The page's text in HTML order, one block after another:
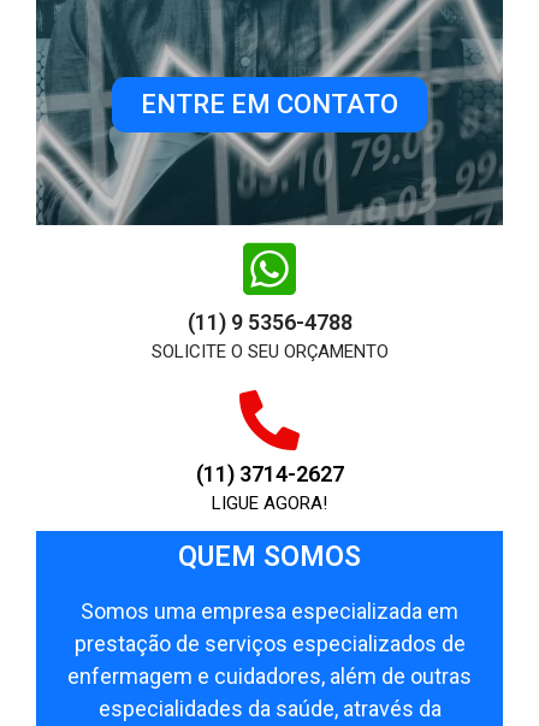
ENTRE EM CONTATO
(11) 9 5356-4788
SOLICITE O SEU ORÇAMENTO
(11) 3714-2627
LIGUE AGORA!
QUEM SOMOS
Somos uma empresa especializada em
prestação de serviços especializados de
enfermagem e cuidadores, além de outras
especialidades da saúde, através da